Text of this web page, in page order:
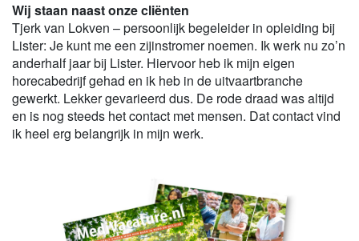
Wij staan naast onze cliënten
Tjerk van Lokven – persoonlijk begeleider in opleiding bij
Lister: Je kunt me een zijinstromer noemen. Ik werk nu zo’n
anderhalf jaar bij Lister. Hiervoor heb ik mijn eigen
horecabedrijf gehad en ik heb in de uitvaartbranche
gewerkt. Lekker gevarieerd dus. De rode draad was altijd
en is nog steeds het contact met mensen. Dat contact vind
ik heel erg belangrijk in mijn werk.